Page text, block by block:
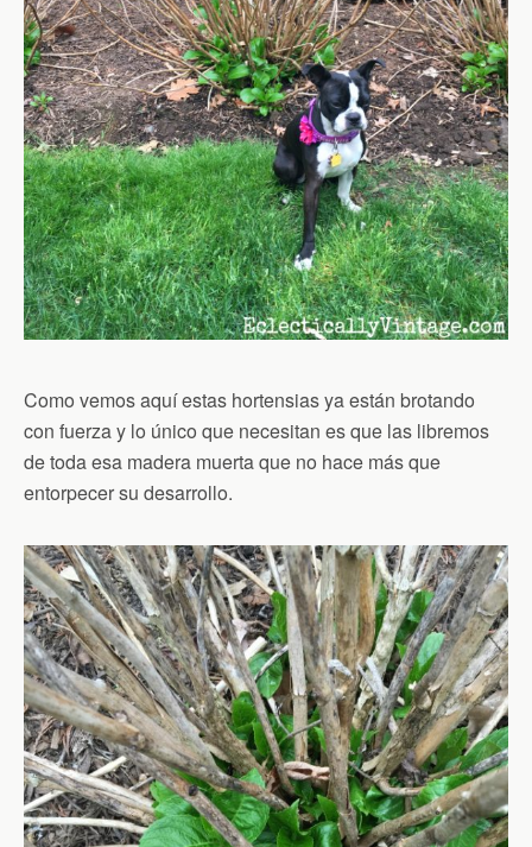
Como vemos aquí estas hortensias ya están brotando
con fuerza y lo único que necesitan es que las libremos
de toda esa madera muerta que no hace más que
entorpecer su desarrollo.